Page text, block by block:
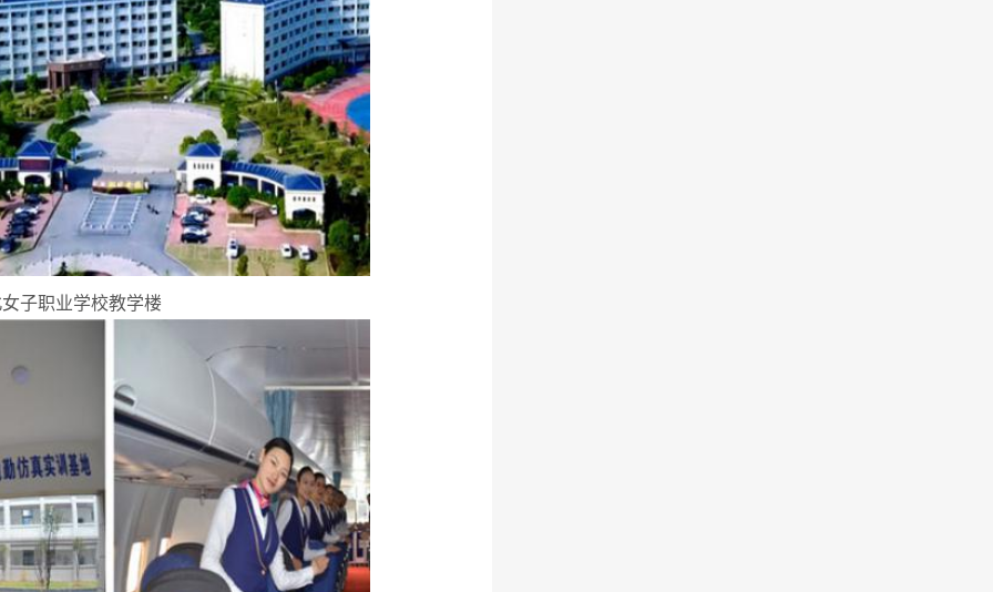
子职业学校教学楼